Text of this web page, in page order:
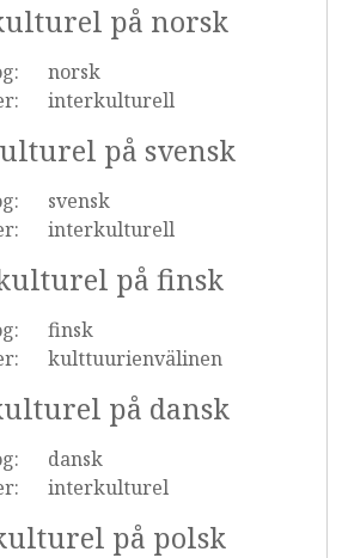
på norsk
norsk
interkulturell
på svensk
svensk
interkulturell
på finsk
finsk
kulttuurienvälinen
på dansk
dansk
interkulturel
på polsk